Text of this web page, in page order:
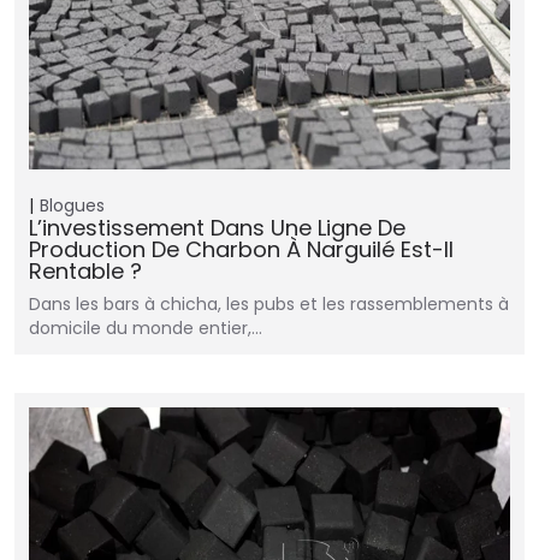
Blogues
L’investissement Dans Une Ligne De
Production De Charbon À Narguilé Est-Il
Rentable ?
Dans les bars à chicha, les pubs et les rassemblements à
domicile du monde entier,…